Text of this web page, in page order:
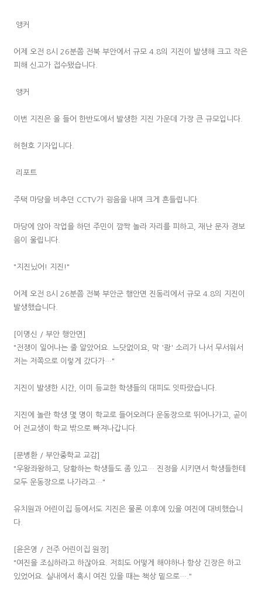
앵커
어제 오전 8시 26분쯤 전북 부안에서 규모 4.8의 지진이 발생해 크고 작은
피해 신고가 접수됐습니다.
앵커
이번 지진은 올 들어 한반도에서 발생한 지진 가운데 가장 큰 규모입니다.
허현호 기자입니다.
리포트
주택 마당을 비추던 CCTV가 굉음을 내며 크게 흔들립니다.
마당에 앉아 작업을 하던 주민이 깜짝 놀라 자리를 피하고, 재난 문자 경보
음이 울립니다.
"지진났어! 지진!"
어제 오전 8시 26분쯤 전북 부안군 행안면 진동리에서 규모 4.8의 지진이
발생했습니다.
[이명신 / 부안 행안면]
"전쟁이 일어나는 줄 알았어요. 느닷없이요, 막 '쾅' 소리가 나서 무서워서
저는 저쪽으로 이렇게 갔다가…"
지진이 발생한 시간, 이미 등교한 학생들의 대피도 잇따랐습니다.
지진에 놀란 학생 몇 명이 학교로 들어오려다 운동장으로 뛰어나가고, 곧이
어 전교생이 학교 밖으로 빠져나갑니다.
[문병환 / 부안중학교 교감]
"우왕좌왕하고, 당황하는 학생들도 좀 있고… 진정을 시키면서 학생들한테
모두 운동장으로 나가라고…"
유치원과 어린이집 등에서도 지진은 물론 이후에 있을 여진에 대비했습니
다.
[윤은영 / 전주 어린이집 원장]
"여진을 조심하라고 하잖아요. 저희도 어떻게 해야하나 항상 긴장은 하고
있었어요. 실내에서 혹시 여진 있을 때는 책상 밑으로…."